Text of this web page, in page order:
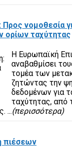
νομοθεσία
ορίων ταχύτητας
Η Ευρωπαϊκή
αναβαθμίσει
τομέα των
ζητώντας την
δεδομένων για
ταχύτητας, από
...(περισσότερα)
πιέσεων